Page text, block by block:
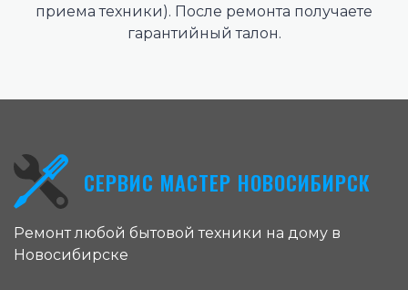
приема техники). После ремонта получаете
гарантийный талон.
СЕРВИС МАСТЕР НОВОСИБИРСК
Ремонт любой бытовой техники на дому в
Новосибирске